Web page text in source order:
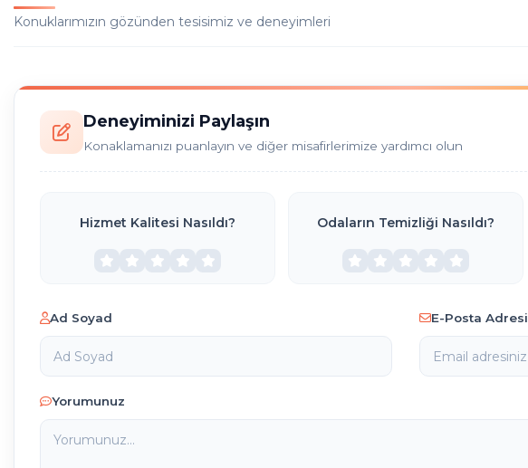
Konuklarımızın gözünden tesisimiz ve deneyimleri
Deneyiminizi Paylaşın
Konaklamanızı puanlayın ve diğer misafirlerimize yardımcı olun
Hizmet Kalitesi Nasıldı? Odaların Temizliği Nasıldı?
Ad Soyad E-Posta Adresi
Yorumunuz